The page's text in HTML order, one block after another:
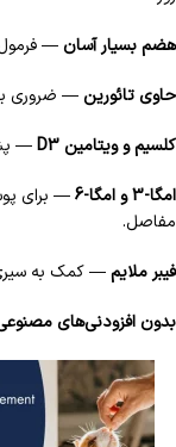
هضم بسیار آسان —
حاوی تائورین — ضروری
کلسیم و ویتامین D3
—
امگا-3 و امگا-6
— برای
مفاصل.
فیبر ملایم— کمک به سیریِ
بدون افزودنی‌های